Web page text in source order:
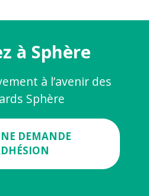
à Sphère
à l’avenir des
Sphère
DEMANDE